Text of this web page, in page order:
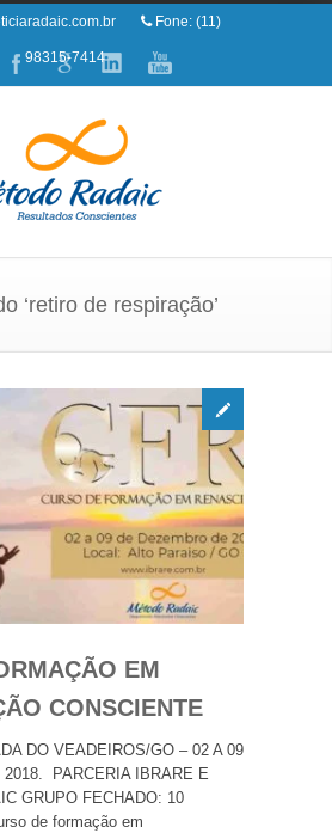
Fone: (11)
98315-7414
‘retiro de respiração’
EM
CONSCIENTE
DO VEADEIROS/GO – 02 A 09
2018. PARCERIA IBRARE E
GRUPO FECHADO: 10
de formação em